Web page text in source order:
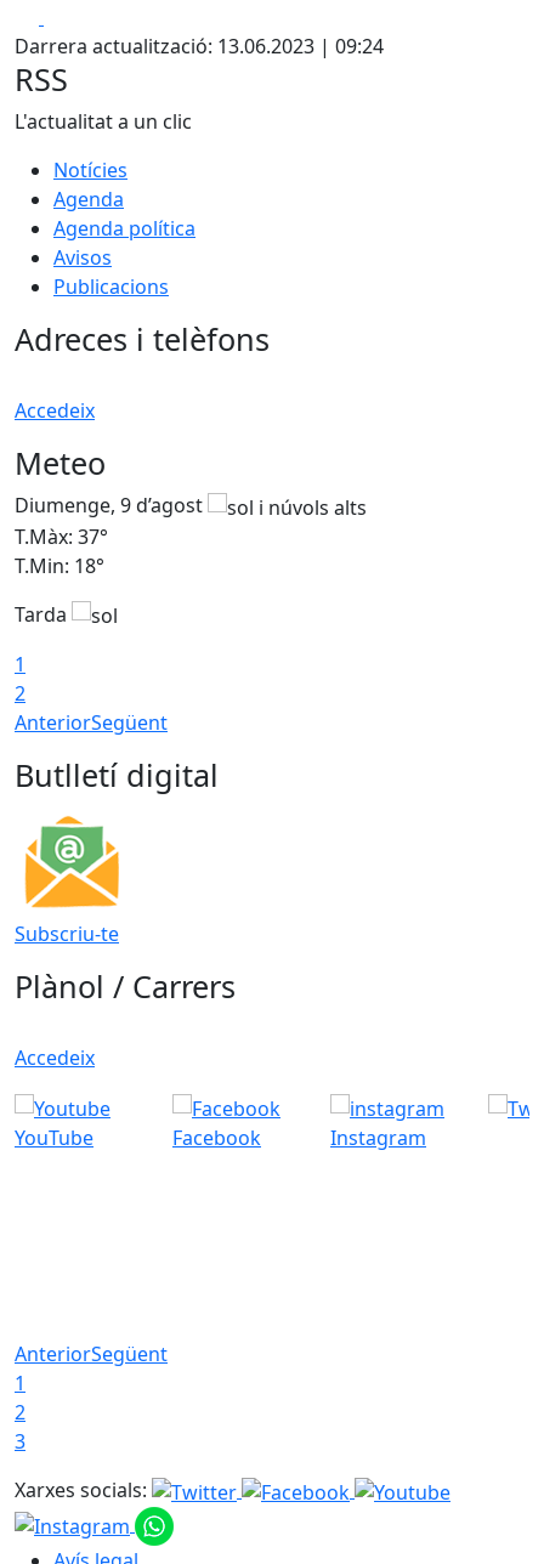
Darrera actualització: 13.06.2023 | 09:24
RSS
L'actualitat a un clic
Notícies
Agenda
Agenda política
Avisos
Publicacions
Adreces i telèfons
Accedeix
Meteo
Diumenge, 9 d’agost
T.Màx: 37°
T.Min: 18°
Tarda
1
2
AnteriorSegüent
Butlletí digital
Subscriu-te
Plànol / Carrers
Accedeix
YouTube Facebook Instagram
AnteriorSegüent
1
2
3
Xarxes socials: